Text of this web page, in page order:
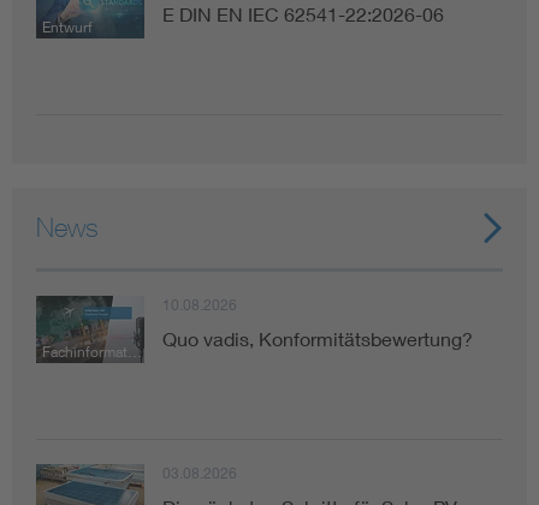
Entwurf
E DIN EN IEC 62541-22:2026-06
News
Fachinformation
10.08.2026
Quo vadis, Konformitätsbewertung?
03.08.2026